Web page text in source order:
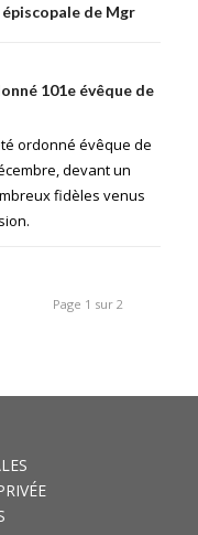
de Mgr
101e évêque de
ordonné évêque de
devant un
fidèles venus
Page 1 sur 2